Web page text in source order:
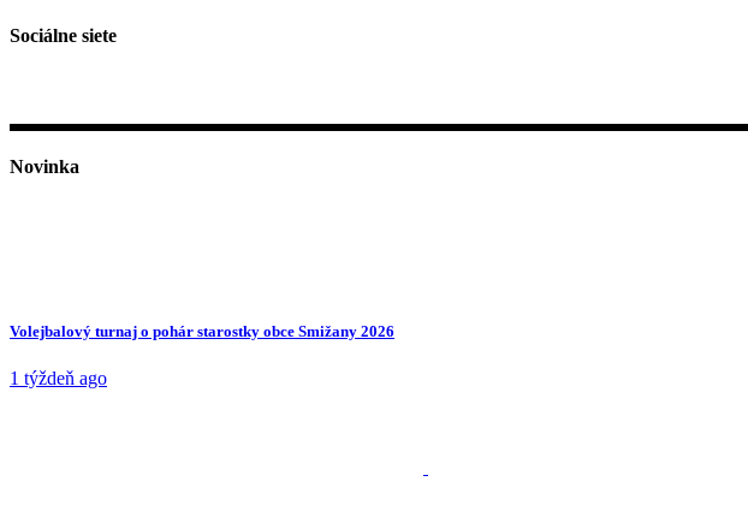
Sociálne siete
Novinka
Volejbalový turnaj o pohár starostky obce Smižany 2026
1 týždeň ago